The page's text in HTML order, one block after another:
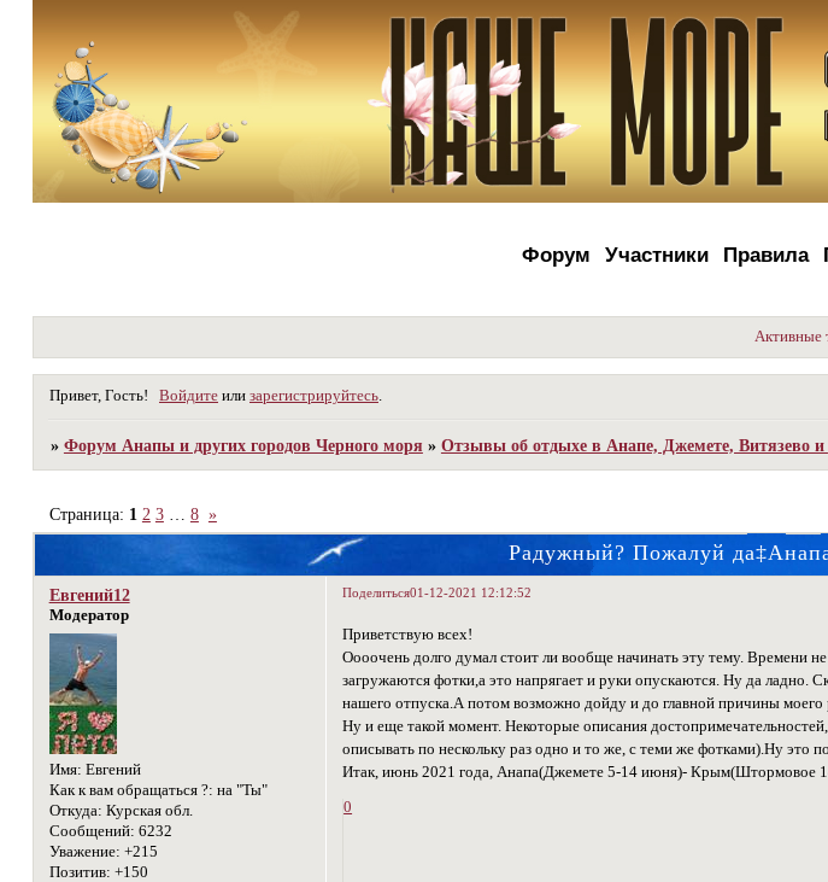
Форум Участники Правила
Активные
Привет, Гость! Войдите или зарегистрируйтесь
» Форум Анапы и других городов Черного моря » Отзывы об отдыхе в Анапе, Джемете, Витязево и
Радужный? Пожалуй
Страница: 1 2 3 8 »
Поделиться01-12-2021 12:12:52
Евгений12
Модератор
Имя: Евгений
Как к вам обращаться ?: на "Ты"
Откуда: Курская обл.
Сообщений: 6232
Уважение: +215
Позитив: +150
Приветствую всех!
Оооочень долго думал стоит ли вообще начинать эту тему. Времени
загружаются фотки,а это напрягает и руки опускаются. Ну да ладно.
нашего отпуска.А потом возможно дойду и до главной причины моего
Ну и еще такой момент. Некоторые описания
описывать по нескольку раз одно и то же, с теми же фотками).Ну это
Итак, июнь 2021 года, Анапа(Джемете 5-14 июня)- Крым(Штормовое
0